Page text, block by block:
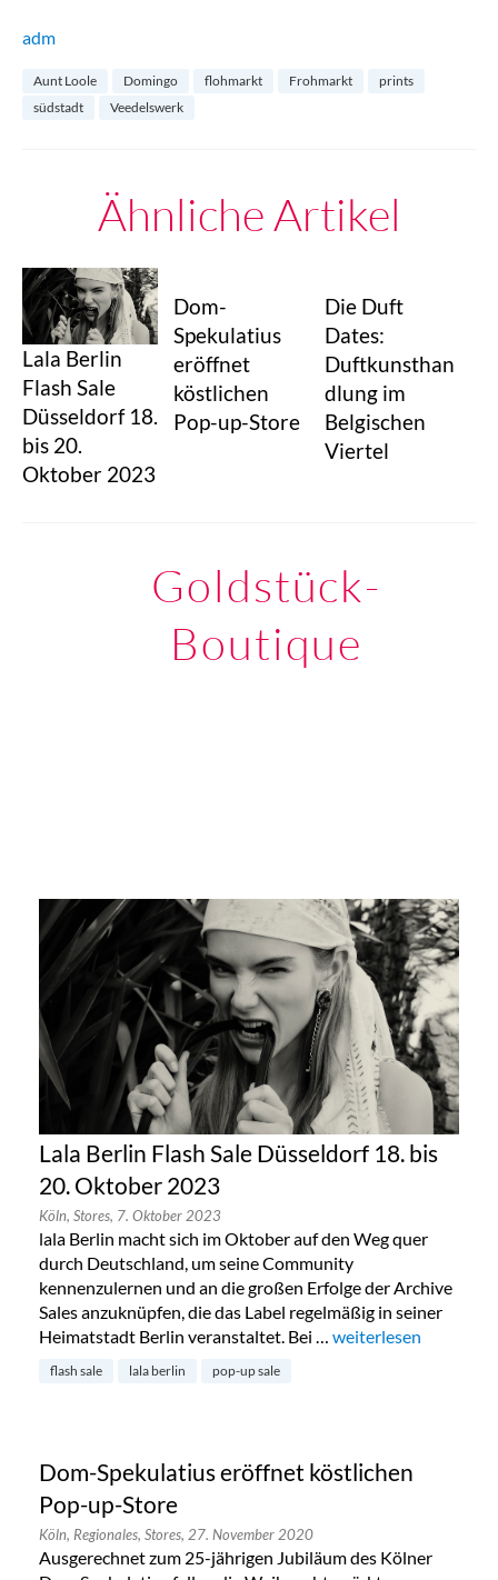
adm
Aunt Loole Domingo flohmarkt Frohmarkt
prints
südstadt
Veedelswerk
Ähnliche Artikel
Lala Berlin
Flash Sale
Düsseldorf 18.
bis 20.
Oktober 2023
Dom-
Spekulatius
eröffnet
köstlichen
Pop-up-Store
Die Duft
Dates:
Duftkunsthan
dlung im
Belgischen
Viertel
Goldstück-
Boutique
Lala Berlin Flash Sale Düsseldorf 18. bis
20. Oktober 2023
Köln, Stores, 7. Oktober 2023
lala Berlin macht sich im Oktober auf den Weg quer
durch Deutschland, um seine Community
kennenzulernen und an die großen Erfolge der Archive
Sales anzuknüpfen, die das Label regelmäßig in seiner
Heimatstadt Berlin veranstaltet. Bei … „Lala Berlin Flash
weiterlesen
flash sale lala berlin pop-up sale
Dom-Spekulatius eröffnet köstlichen
Pop-up-Store
Köln, Regionales, Stores, 27. November 2020
Ausgerechnet zum 25-jährigen Jubiläum des Kölner